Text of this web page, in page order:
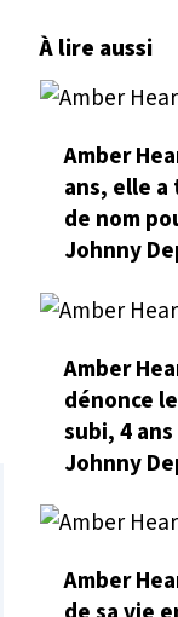
À lire aussi
Amber
ans, elle
de nom
Johnny
Amber
dénonce
subi, 4
Johnny
Amber